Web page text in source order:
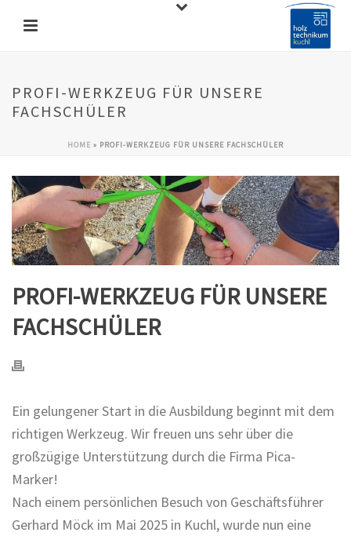
PROFI-WERKZEUG FÜR UNSERE
FACHSCHÜLER
HOME » PROFI-WERKZEUG FÜR UNSERE FACHSCHÜLER
PROFI-WERKZEUG FÜR UNSERE
FACHSCHÜLER
Ein gelungener Start in die Ausbildung beginnt mit dem
richtigen Werkzeug. Wir freuen uns sehr über die
großzügige Unterstützung durch die Firma Pica-
Marker!
Nach einem persönlichen Besuch von Geschäftsführer
Gerhard Möck im Mai 2025 in Kuchl, wurde nun eine